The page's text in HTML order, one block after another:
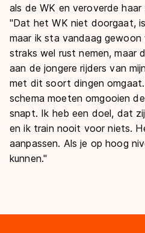
als de WK en veroverde
"Dat het WK niet doorgaat,
maar ik sta vandaag
straks wel rust nemen, maar
aan de jongere rijders van
met dit soort dingen
schema moeten omgooien
snapt. Ik heb een doel, dat
en ik train nooit voor niets.
aanpassen. Als je op hoog
kunnen."